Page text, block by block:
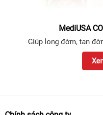
MediUSA
Giúp long đờm, tan